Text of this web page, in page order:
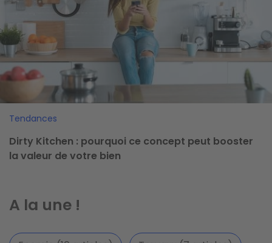
Tendances
Dirty Kitchen : pourquoi ce concept peut booster
la valeur de votre bien
A la une !